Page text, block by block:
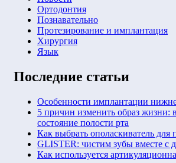
Ортодонтия
Познавательно
Протезирование и имплантация
Хирургия
Язык
Последние статьи
Особенности имплантации
5 причин изменить образ жизни:
состояние полости рта
Как выбрать ополаскиватель для
GLISTER: чистим зубы вместе с
Как используется